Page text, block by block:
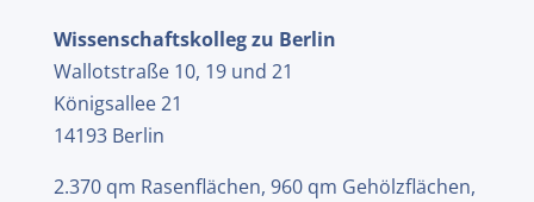
Wissenschaftskolleg zu Berlin
Wallotstraße 10, 19 und 21
Königsallee 21
14193 Berlin
2.370 qm Rasenflächen, 960 qm Gehölzflächen,